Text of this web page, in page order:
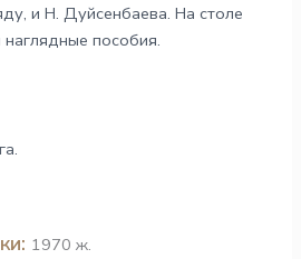
и Н. Дуйсенбаева. На столе
пособия.
1970 ж.